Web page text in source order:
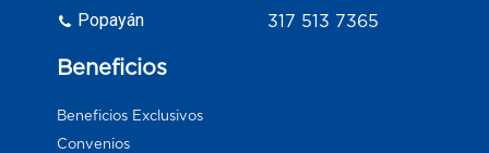
Popayán
317 513 7365
Beneficios
Beneficios Exclusivos
Convenios